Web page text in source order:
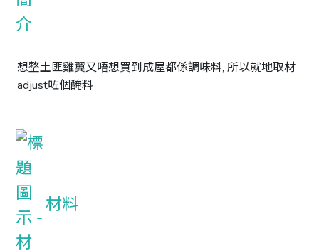
想整土匪雞翼又唔想買到成屋都係調味料, 所以就地取材
adjust咗個醃料
材料